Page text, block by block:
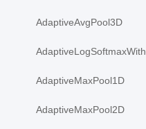
AdaptiveAvgPool3D
AdaptiveLogSoftmaxWithLoss
AdaptiveMaxPool1D
AdaptiveMaxPool2D